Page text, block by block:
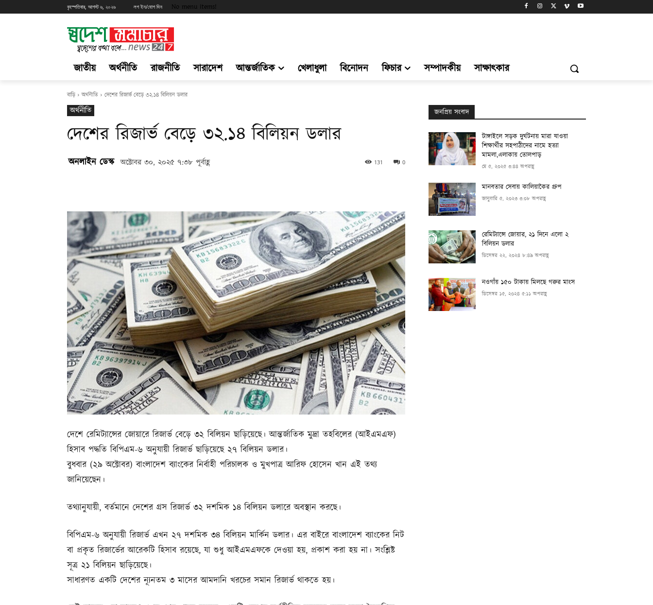
বৃহস্পতিবার, আগস্ট ৬, ২০২৬ লগ ইন/যোগ দিন No menu items!
জাতীয় অর্থনীতি রাজনীতি সারাদেশ আন্তর্জাতিক খেলাধুলা বিনোদন ফিচার সম্পাদকীয় সাক্ষাৎকার
বাড়ি অর্থনীতি দেশের রিজার্ভ বেড়ে ৩২.১৪ বিলিয়ন ডলার
অর্থনীতি
দেশের রিজার্ভ বেড়ে ৩২.১৪ বিলিয়ন ডলার
অনলাইন ডেস্ক অক্টোবর ৩০, ২০২৫ ৭:৩৮ পূর্বাহ্ণ 0
131
দেশে রেমিট্যান্সের জোয়ারে রিজার্ভ বেড়ে ৩২ বিলিয়ন ছাড়িয়েছে। আন্তর্জাতিক মুদ্রা তহবিলের (আইএমএফ)
হিসাব পদ্ধতি বিপিএম-৬ অনুযায়ী রিজার্ভ ছাড়িয়েছে ২৭ বিলিয়ন ডলার।
বুধবার (২৯ অক্টোবর) বাংলাদেশ ব্যাংকের নির্বাহী পরিচালক ও মুখপাত্র আরিফ হোসেন খান এই তথ্য
জানিয়েছেন।
তথ্যানুযায়ী, বর্তমানে দেশের গ্রস রিজার্ভ ৩২ দশমিক ১৪ বিলিয়ন ডলারে অবস্থান করছে।
বিপিএম-৬ অনুযায়ী রিজার্ভ এখন ২৭ দশমিক ৩৪ বিলিয়ন মার্কিন ডলার। এর বাইরে বাংলাদেশ ব্যাংকের নিট
বা প্রকৃত রিজার্ভের আরেকটি হিসাব রয়েছে, যা শুধু আইএমএফকে দেওয়া হয়, প্রকাশ করা হয় না। সংশ্লিষ্ট
সূত্র ২১ বিলিয়ন ছাড়িয়েছে।
সাধারণত একটি দেশের ন্যূনতম ৩ মাসের আমদানি খরচের সমান রিজার্ভ থাকতে হয়।
জনপ্রিয় সংবাদ
টাঙ্গাইলে সড়ক দুর্ঘটনায় মারা যাওয়া
শিক্ষার্থীর সহপাঠীদের নামে হত্যা
মামলা,এলাকায় তোলপাড়
মে ৫, ২০২৫ ৩:৪৪ অপরাহ্ণ
মানবতার সেবায় কালিয়াকৈর গ্রুপ
জানুয়ারি ৫, ২০২৩ ৩:০৮ অপরাহ্ণ
রেমিট্যান্সে জোয়ার, ২১ দিনে এলো ২
বিলিয়ন ডলার
ডিসেম্বর ২২, ২০২৪ ৮:৪৯ অপরাহ্ণ
নওগাঁয় ১৫০ টাকায় মিলছে গরুর মাংস
ডিসেম্বর ১৫, ২০২৪ ৫:১১ অপরাহ্ণ